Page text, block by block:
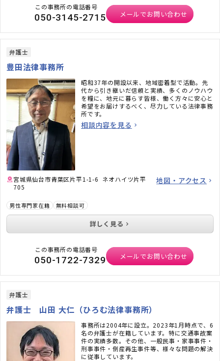
この事務所の電話番号
050-3145-2715 メールでお問い合わせ
弁護士
豊田法律事務所
昭和37年の開設以来、地域密着型で活動。先
代から引き継いだ信頼と実績、多くのノウハウ
を糧に、地元に暮らす皆様、働く方々に安心と
希望をお届けするべく、尽力している法律事務
所です。
相談内容を見る
宮城県仙台市青葉区片平1-1-6 ネオハイツ片平
705
地図・アクセス
男性専門家在籍 無料相談可
詳しく見る
この事務所の電話番号
050-1722-7329 メールでお問い合わせ
弁護士
弁護士 山田 大仁（ひろむ法律事務所）
事務所は2004年に設立。2023年1月時点で、6
名の弁護士が在籍しています。特に交通事故案
件の実績多数。その他、一般民事・家事事件・
刑事事件・倒産再生事件等、様々な問題の解決
に従事しています。